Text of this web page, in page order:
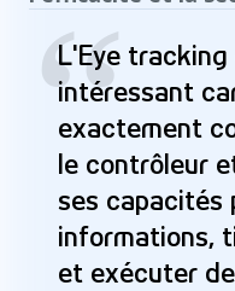
“
L'Eye
intéressant
exactement
le contrôleur
ses capacités
informations,
et exécuter